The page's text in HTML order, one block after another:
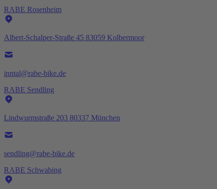
RABE Rosenheim
Albert-Schalper-Straße 45 83059 Kolbermoor
inntal@rabe-bike.de
RABE Sendling
Lindwurmstraße 203 80337 München
sendling@rabe-bike.de
RABE Schwabing